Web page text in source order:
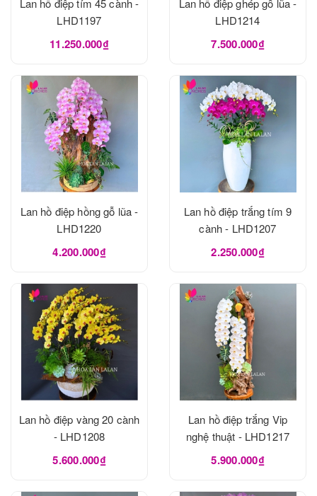
Lan hồ điệp tím 45 cành -
LHD1197
11.250.000₫
Lan hồ điệp ghép gỗ lũa -
LHD1214
7.500.000₫
Lan hồ điệp hồng gỗ lũa -
LHD1220
4.200.000₫
Lan hồ điệp trắng tím 9
cành - LHD1207
2.250.000₫
Lan hồ điệp vàng 20 cành
- LHD1208
5.600.000₫
Lan hồ điệp trắng Vip
nghệ thuật - LHD1217
5.900.000₫